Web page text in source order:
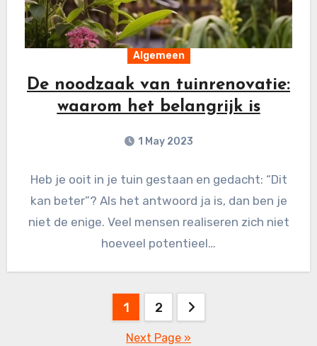
Algemeen
De noodzaak van tuinrenovatie:
waarom het belangrijk is
1 May 2023
Heb je ooit in je tuin gestaan en gedacht: “Dit
kan beter”? Als het antwoord ja is, dan ben je
niet de enige. Veel mensen realiseren zich niet
hoeveel potentieel…
1 2
Next Page »